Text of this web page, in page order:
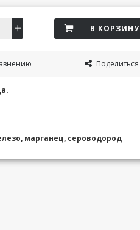
В КОРЗИНУ
Поделиться
марганец, сероводород